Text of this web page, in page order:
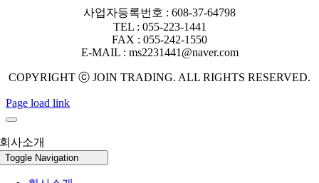
사업자등록번호 : 608-37-64798
TEL : 055-223-1441
FAX : 055-242-1550
E-MAIL : ms2231441@naver.com
COPYRIGHT ⓒ JOIN TRADING. ALL RIGHTS RESERVED.
Page load link
회사소개
Toggle Navigation